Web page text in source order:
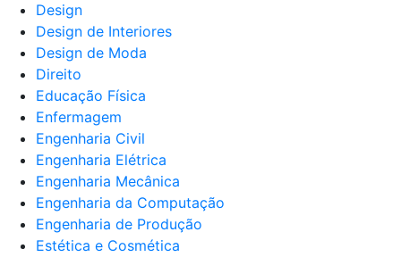
Design
Design de Interiores
Design de Moda
Direito
Educação Física
Enfermagem
Engenharia Civil
Engenharia Elétrica
Engenharia Mecânica
Engenharia da Computação
Engenharia de Produção
Estética e Cosmética